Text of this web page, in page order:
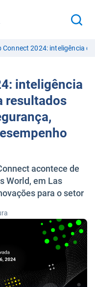
Connect 2024: inteligência
inteligência
resultados
acontece de
World, em Las
para o setor